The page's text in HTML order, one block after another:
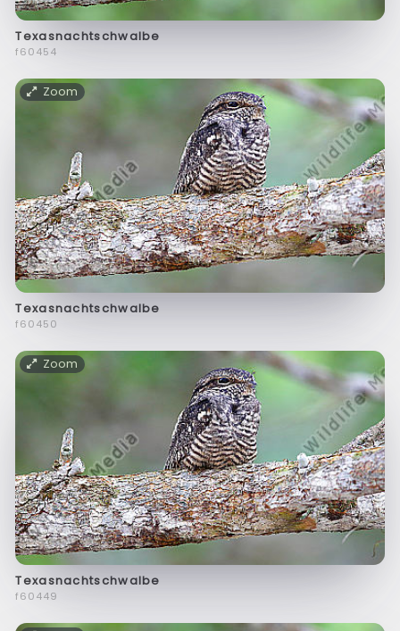
Texasnachtschwalbe
f60454
Zoom
Texasnachtschwalbe
f60450
Zoom
Texasnachtschwalbe
f60449